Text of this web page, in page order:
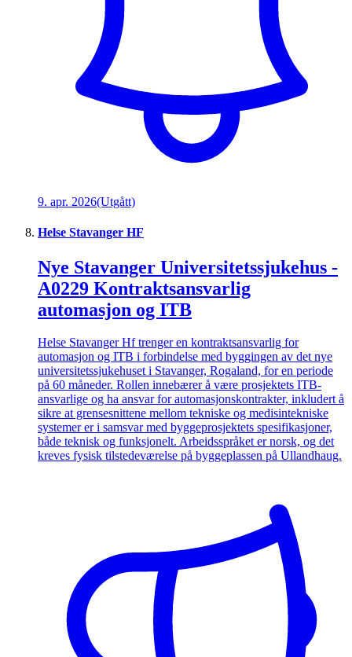
9. apr. 2026(Utgått)
Helse Stavanger HF
Nye Stavanger Universitetssjukehus -
A0229 Kontraktsansvarlig
automasjon og ITB
Helse Stavanger Hf trenger en kontraktsansvarlig for
automasjon og ITB i forbindelse med byggingen av det nye
universitetssjukehuset i Stavanger, Rogaland, for en periode
på 60 måneder. Rollen innebærer å være prosjektets ITB-
ansvarlige og ha ansvar for automasjonskontrakter, inkludert å
sikre at grensesnittene mellom tekniske og medisintekniske
systemer er i samsvar med byggeprosjektets spesifikasjoner,
både teknisk og funksjonelt. Arbeidsspråket er norsk, og det
kreves fysisk tilstedeværelse på byggeplassen på Ullandhaug.